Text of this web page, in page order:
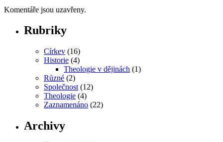
Komentáře jsou uzavřeny.
Rubriky
Církev (16)
Historie (4)
Theologie v dějinách (1)
Různé (2)
Společnost (12)
Theologie (4)
Zaznamenáno (22)
Archivy